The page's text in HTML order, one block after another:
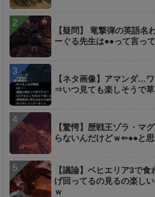
【疑問】 竜撃弾の英語
ーぐる先生は●●って言っ
【ネタ画像】アマンダ…
⇒いつ見ても楽しそうで草
【驚愕】歴戦王ゾラ・マ
らないんだけどｗ⇐●●と
【議論】ベヒエリア3で
げ回ってるの見るの楽し
ｗ